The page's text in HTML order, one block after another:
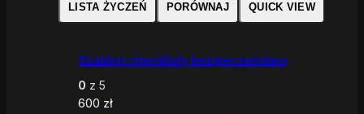
LISTA ŻYCZEŃ PORÓWNAJ QUICK VIEW
Szablon checklisty bezpieczeństwa
0 z 5
600 zł